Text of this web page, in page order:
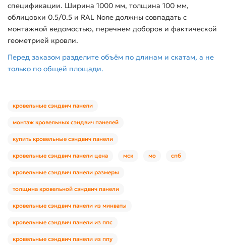
спецификации. Ширина 1000 мм, толщина 100 мм,
облицовки 0.5/0.5 и RAL None должны совпадать с
монтажной ведомостью, перечнем доборов и фактической
геометрией кровли.
Перед заказом разделите объём по длинам и скатам, а не
только по общей площади.
кровельные сэндвич панели
монтаж кровельных сэндвич панелей
купить кровельные сэндвич панели
кровельные сэндвич панели цена мск мо спб
кровельные сэндвич панели размеры
толщина кровельной сэндвич панели
кровельные сэндвич панели из минваты
кровельные сэндвич панели из ппс
кровельные сэндвич панели из ппу